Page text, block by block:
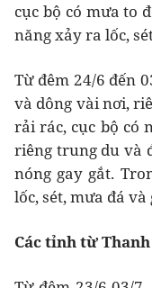
cục bộ có mưa to
năng xảy ra lốc,
Từ đêm 24/6 đến
và dông vài nơi,
rải rác, cục bộ có
riêng trung du và
nóng gay gắt.
lốc, sét, mưa đá
Các tỉnh từ